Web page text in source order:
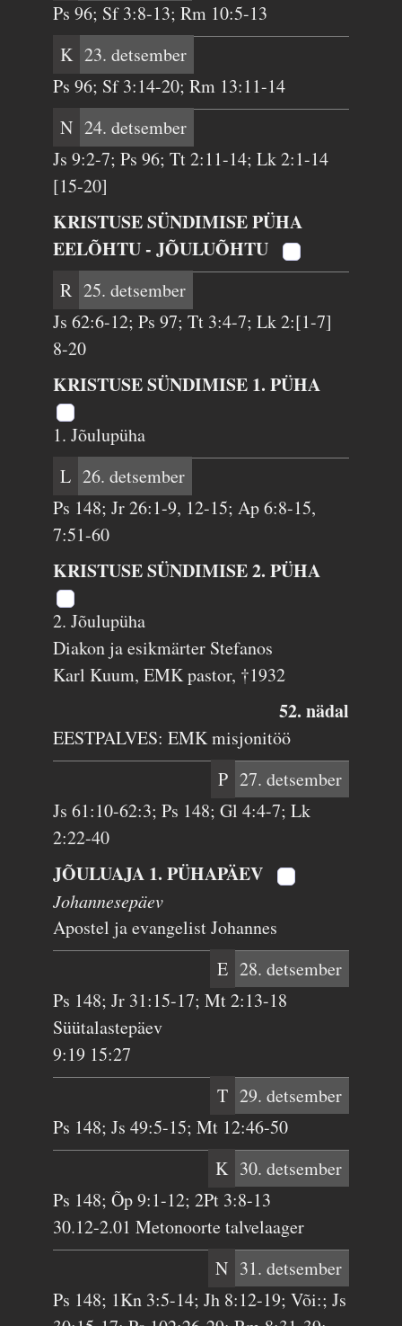
Ps 96; Sf 3:8-13; Rm 10:5-13
K 23. detsember
Ps 96; Sf 3:14-20; Rm 13:11-14
N 24. detsember
Js 9:2-7; Ps 96; Tt 2:11-14; Lk 2:1-14
[15-20]
KRISTUSE SÜNDIMISE PÜHA
EELÕHTU - JÕULUÕHTU
R 25. detsember
Js 62:6-12; Ps 97; Tt 3:4-7; Lk 2:[1-7]
8-20
KRISTUSE SÜNDIMISE 1. PÜHA
1. Jõulupüha
L 26. detsember
Ps 148; Jr 26:1-9, 12-15; Ap 6:8-15,
7:51-60
KRISTUSE SÜNDIMISE 2. PÜHA
2. Jõulupüha
Diakon ja esikmärter Stefanos
Karl Kuum, EMK pastor, †1932
52. nädal
EESTPALVES: EMK misjonitöö
P 27. detsember
Js 61:10-62:3; Ps 148; Gl 4:4-7; Lk
2:22-40
JÕULUAJA 1. PÜHAPÄEV
Johannesepäev
Apostel ja evangelist Johannes
E 28. detsember
Ps 148; Jr 31:15-17; Mt 2:13-18
Süütalastepäev
9:19 15:27
T 29. detsember
Ps 148; Js 49:5-15; Mt 12:46-50
K 30. detsember
Ps 148; Õp 9:1-12; 2Pt 3:8-13
30.12-2.01 Metonoorte talvelaager
N 31. detsember
Ps 148; 1Kn 3:5-14; Jh 8:12-19; Või:; Js